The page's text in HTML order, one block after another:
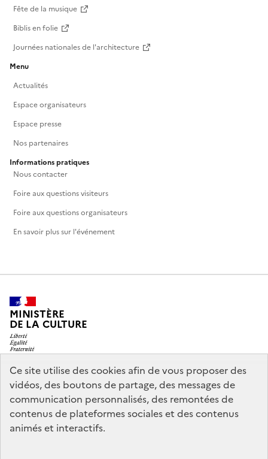
Ce site utilise des cookies afin de vous proposer des
vidéos, des boutons de partage, des messages de
communication personnalisés, des remontées de
contenus de plateformes sociales et des contenus
animés et interactifs.
Fête de la musique
Biblis en folie
Journées nationales de l'architecture
Menu
Actualités
Espace organisateurs
Espace presse
Nos partenaires
Informations pratiques
Nous contacter
Foire aux questions visiteurs
Foire aux questions organisateurs
En savoir plus sur l'événement
MINISTÈRE
DE LA CULTURE
legifrance.gouv.fr
info.gouv.fr
service-public.gouv.fr
data.gouv.fr